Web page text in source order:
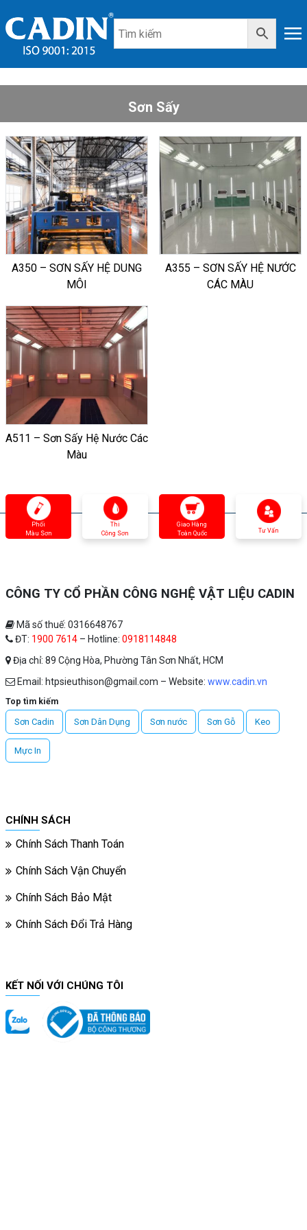
Sơn Sấy
A350 – SƠN SẤY HỆ DUNG
MÔI
A355 – SƠN SẤY HỆ NƯỚC
CÁC MÀU
A511 – Sơn Sấy Hệ Nước Các
Màu
Phối
Màu Sơn
Thi
Công Sơn
Giao Hàng
Toàn Quốc
Tư Vấn
CÔNG TY CỔ PHẦN CÔNG NGHỆ VẬT LIỆU CADIN
Mã số thuế: 0316648767
ĐT: 1900 7614 – Hotline: 0918114848
Địa chỉ: 89 Cộng Hòa, Phường Tân Sơn Nhất, HCM
Email: htpsieuthison@gmail.com – Website: www.cadin.vn
Top tìm kiếm
Sơn Cadin
Sơn Dân Dụng Sơn nước Sơn Gỗ Keo
Mực In
CHÍNH SÁCH
Chính Sách Thanh Toán
Chính Sách Vận Chuyển
Chính Sách Bảo Mật
Chính Sách Đổi Trả Hàng
KẾT NỐI VỚI CHÚNG TÔI